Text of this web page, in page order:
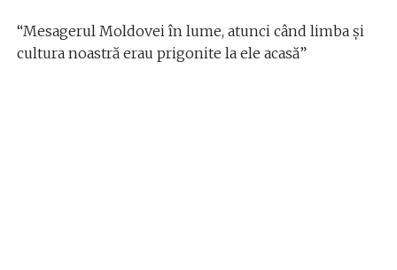
“Mesagerul Moldovei în lume, atunci când limba și
cultura noastră erau prigonite la ele acasă”